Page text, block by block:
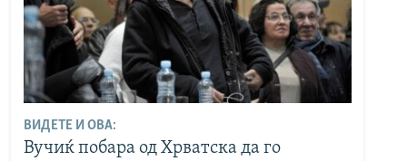
ВИДЕТЕ И ОВА:
Вучиќ побара од Хрватска да го